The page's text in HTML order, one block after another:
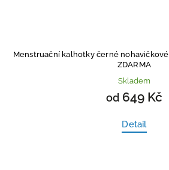
Menstruační kalhotky černé nohavičkové
ZDARMA
Skladem
od 649 Kč
Detail